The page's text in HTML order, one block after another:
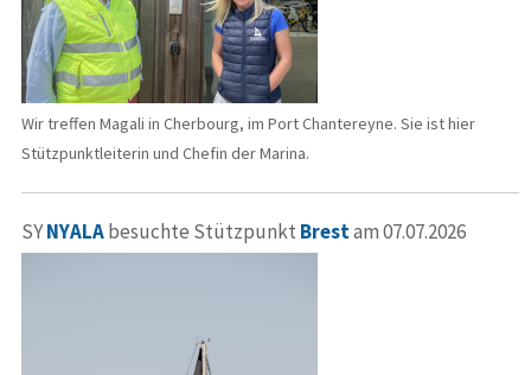
Wir treffen Magali in Cherbourg, im Port Chantereyne. Sie ist hier
Stützpunktleiterin und Chefin der Marina.
SYNYALAbesuchte Stützpunkt Brestam 07.07.2026